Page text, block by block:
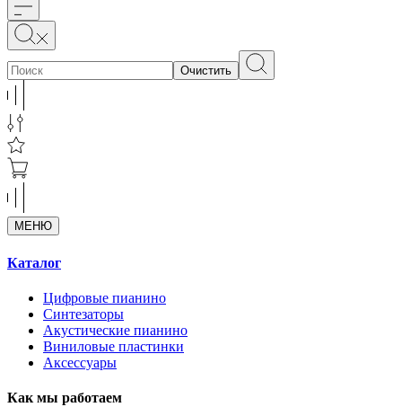
Очистить
МЕНЮ
Каталог
Цифровые пианино
Синтезаторы
Акустические пианино
Виниловые пластинки
Аксессуары
Как мы работаем